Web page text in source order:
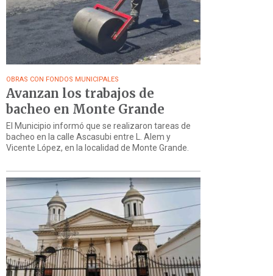
OBRAS CON FONDOS MUNICIPALES
Avanzan los trabajos de
bacheo en Monte Grande
El Municipio informó que se realizaron tareas de
bacheo en la calle Ascasubi entre L. Alem y
Vicente López, en la localidad de Monte Grande.